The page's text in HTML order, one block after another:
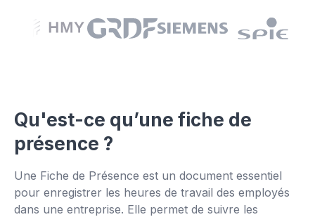
Qu'est-ce qu’une fiche de
présence ?
Une Fiche de Présence est un document essentiel
pour enregistrer les heures de travail des employés
dans une entreprise. Elle permet de suivre les